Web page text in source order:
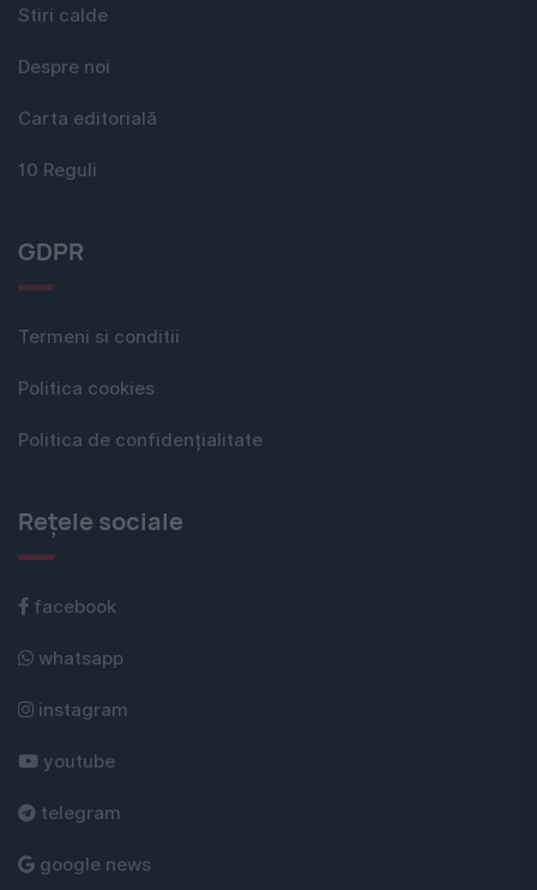
Stiri calde
Despre noi
Carta editorială
10 Reguli
GDPR
Termeni si conditii
Politica cookies
Politica de confidențialitate
Rețele sociale
facebook
whatsapp
instagram
youtube
telegram
google news